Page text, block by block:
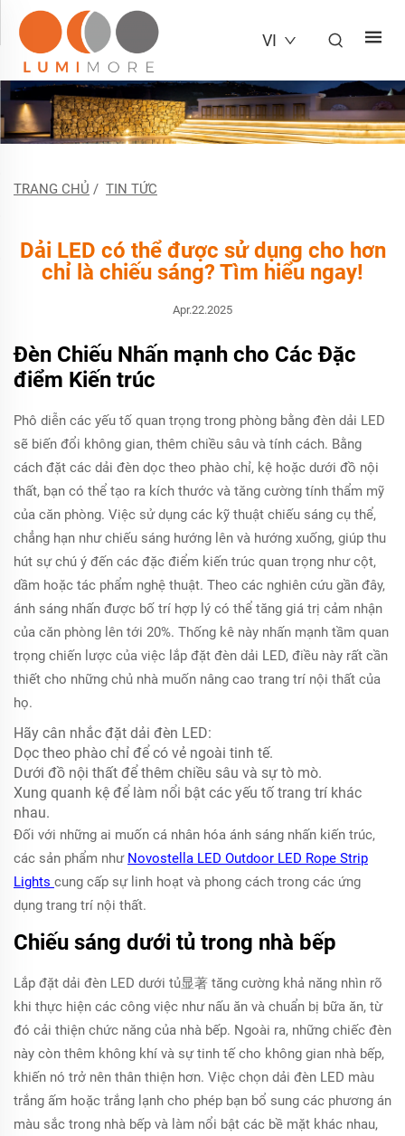
VI
TRANG CHỦ / TIN TỨC
Dải LED có thể được sử dụng cho hơn
chỉ là chiếu sáng? Tìm hiểu ngay!
Apr.22.2025
Đèn Chiếu Nhấn mạnh cho Các Đặc
điểm Kiến trúc
Phô diễn các yếu tố quan trọng trong phòng bằng đèn dải LED
sẽ biến đổi không gian, thêm chiều sâu và tính cách. Bằng
cách đặt các dải đèn dọc theo phào chỉ, kệ hoặc dưới đồ nội
thất, bạn có thể tạo ra kích thước và tăng cường tính thẩm mỹ
của căn phòng. Việc sử dụng các kỹ thuật chiếu sáng cụ thể,
chẳng hạn như chiếu sáng hướng lên và hướng xuống, giúp thu
hút sự chú ý đến các đặc điểm kiến trúc quan trọng như cột,
dầm hoặc tác phẩm nghệ thuật. Theo các nghiên cứu gần đây,
ánh sáng nhấn được bố trí hợp lý có thể tăng giá trị cảm nhận
của căn phòng lên tới 20%. Thống kê này nhấn mạnh tầm quan
trọng chiến lược của việc lắp đặt đèn dải LED, điều này rất cần
thiết cho những chủ nhà muốn nâng cao trang trí nội thất của
họ.
Hãy cân nhắc đặt dải đèn LED:
Dọc theo phào chỉ để có vẻ ngoài tinh tế.
Dưới đồ nội thất để thêm chiều sâu và sự tò mò.
Xung quanh kệ để làm nổi bật các yếu tố trang trí khác
nhau.
Đối với những ai muốn cá nhân hóa ánh sáng nhấn kiến trúc,
các sản phẩm như Novostella LED Outdoor LED Rope Strip
Lights cung cấp sự linh hoạt và phong cách trong các ứng
dụng trang trí nội thất.
Chiếu sáng dưới tủ trong nhà bếp
Lắp đặt dải đèn LED dưới tủ显著 tăng cường khả năng nhìn rõ
khi thực hiện các công việc như nấu ăn và chuẩn bị bữa ăn, từ
đó cải thiện chức năng của nhà bếp. Ngoài ra, những chiếc đèn
này còn thêm không khí và sự tinh tế cho không gian nhà bếp,
khiến nó trở nên thân thiện hơn. Việc chọn dải đèn LED màu
trắng ấm hoặc trắng lạnh cho phép bạn bổ sung các phương án
màu sắc trong nhà bếp và làm nổi bật các bề mặt khác nhau,